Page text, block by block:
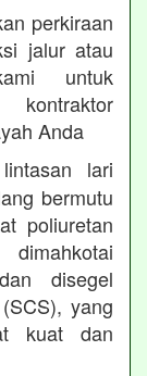
perkiraan
jalur atau
untuk
Anda
lari
bermutu
poliuretan
disegel
yang
kuat dan